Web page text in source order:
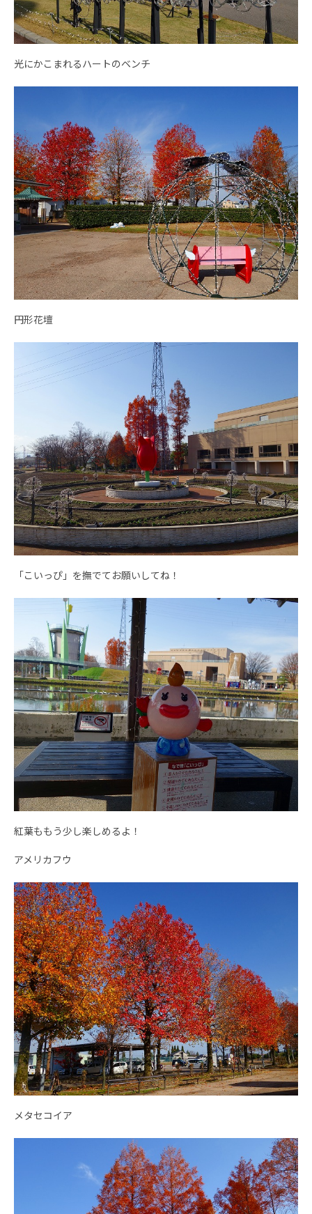
光にかこまれるハートのベンチ
円形花壇
「こいっぴ」を撫でてお願いしてね！
紅葉ももう少し楽しめるよ！
アメリカフウ
メタセコイア